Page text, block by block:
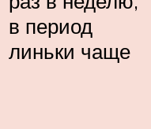
в период
линьки чаще